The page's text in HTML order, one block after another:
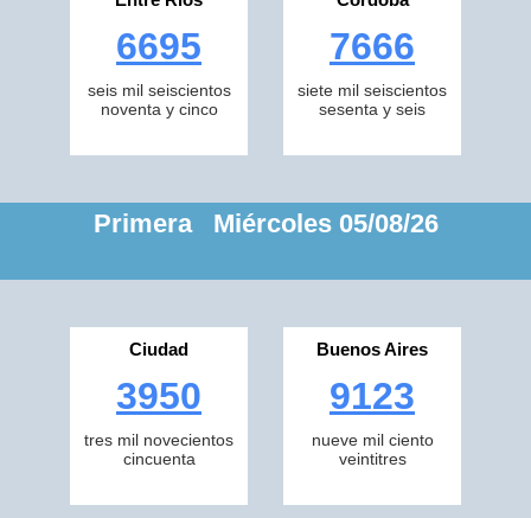
6695
seis mil seiscientos
noventa y cinco
7666
siete mil seiscientos
sesenta y seis
Primera Miércoles 05/08/26
Ciudad
3950
tres mil novecientos
cincuenta
Buenos Aires
9123
nueve mil ciento
veintitres